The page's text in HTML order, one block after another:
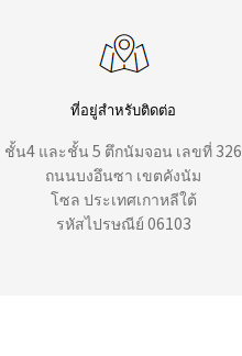
ที่อยู่สำหรับติดต่อ
ชั้น4 และชั้น 5 ตึกนัมจอน เลขที่ 326
ถนนบงอึนซา เขตคังนัม
โซล ประเทศเกาหลีใต้
รหัสไปรษณีย์ 06103